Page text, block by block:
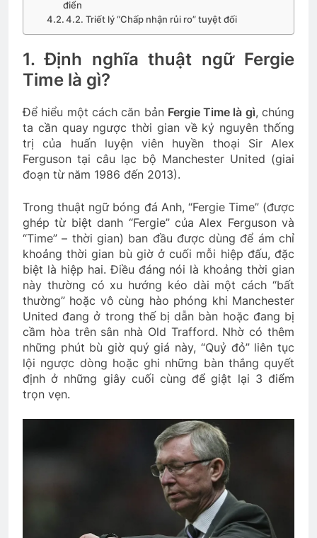
điển
4.2. Triết lý “Chấp nhận rủi ro” tuyệt đối
1. Định nghĩa thuật ngữ Fergie
Time là gì?
Để hiểu một cách căn bản Fergie Time là gì, chúng
ta cần quay ngược thời gian về kỷ nguyên thống
trị của huấn luyện viên huyền thoại Sir Alex
Ferguson tại câu lạc bộ Manchester United (giai
đoạn từ năm 1986 đến 2013).
Trong thuật ngữ bóng đá Anh, “Fergie Time” (được
ghép từ biệt danh “Fergie” của Alex Ferguson và
“Time” – thời gian) ban đầu được dùng để ám chỉ
khoảng thời gian bù giờ ở cuối mỗi hiệp đấu, đặc
biệt là hiệp hai. Điều đáng nói là khoảng thời gian
này thường có xu hướng kéo dài một cách “bất
thường” hoặc vô cùng hào phóng khi Manchester
United đang ở trong thế bị dẫn bàn hoặc đang bị
cầm hòa trên sân nhà Old Trafford. Nhờ có thêm
những phút bù giờ quý giá này, “Quỷ đỏ” liên tục
lội ngược dòng hoặc ghi những bàn thắng quyết
định ở những giây cuối cùng để giật lại 3 điểm
trọn vẹn.